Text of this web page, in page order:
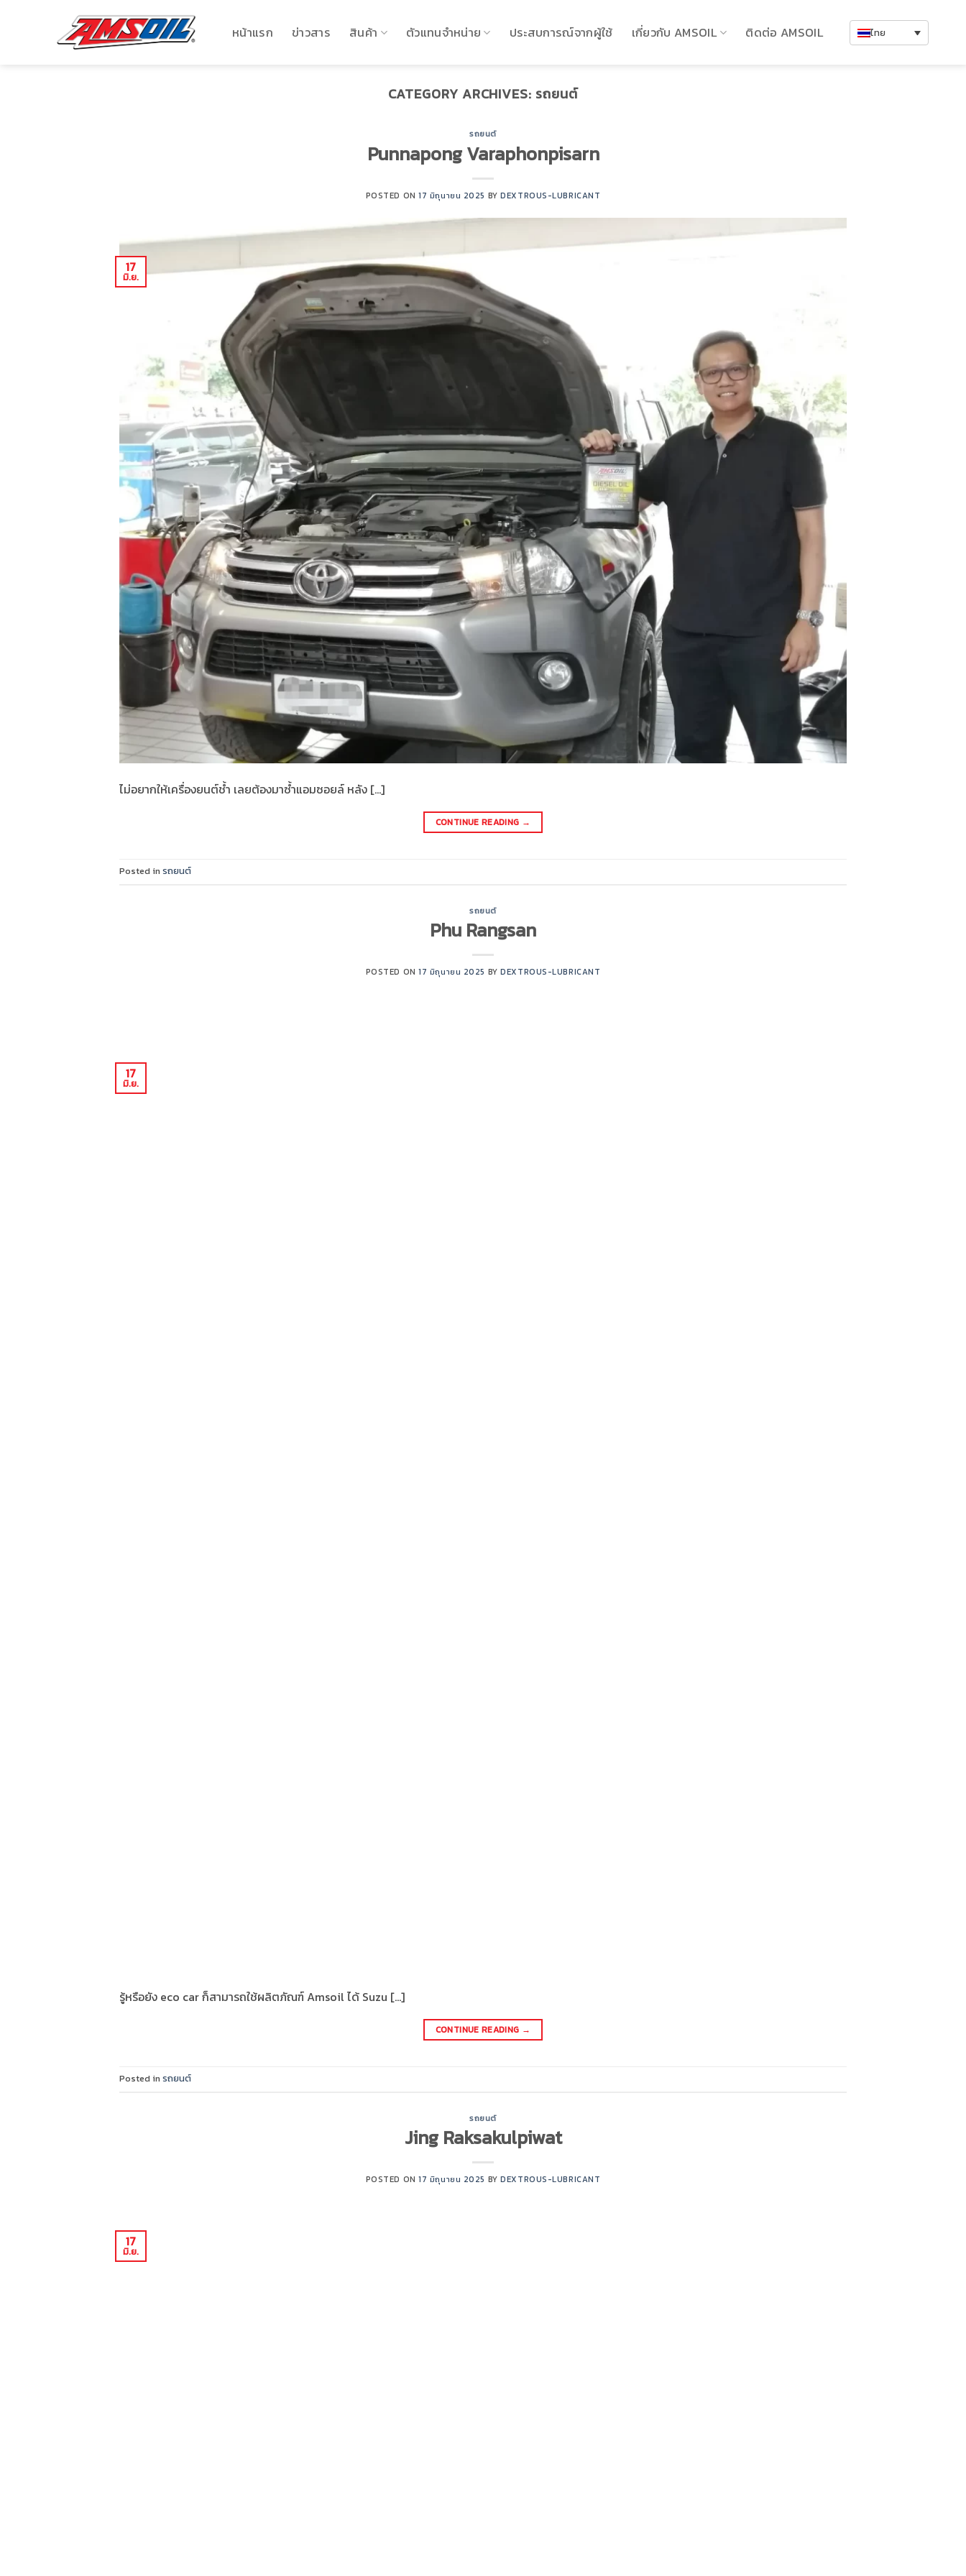
หน้าแรก ข่าวสาร สินค้า ตัวแทนจำหน่าย ประสบการณ์จากผู้ใช้ เกี่ยวกับ AMSOIL ติดต่อ AMSOIL ไทย
CATEGORY ARCHIVES: รถยนต์
รถยนต์
Punnapong Varaphonpisarn
POSTED ON17 มิถุนายน 2025 BYDEXTROUS-LUBRICANT
17
มิ.ย.
ไม่อยากให้เครื่องยนต์​ช้ำ​ เลยต้อง​มาซ้ำ​แอมซอยล์​ หลัง […]
CONTINUE READING →
Posted inรถยนต์
รถยนต์
Phu Rangsan
POSTED ON17 มิถุนายน 2025 BYDEXTROUS-LUBRICANT
17
มิ.ย.
รู้หรือยัง eco car ก็สามารถใช้ผลิตภัณฑ์ Amsoil ได้ Suzu […]
CONTINUE READING →
Posted inรถยนต์
รถยนต์
Jing Raksakulpiwat
POSTED ON17 มิถุนายน 2025 BYDEXTROUS-LUBRICANT
17
มิ.ย.